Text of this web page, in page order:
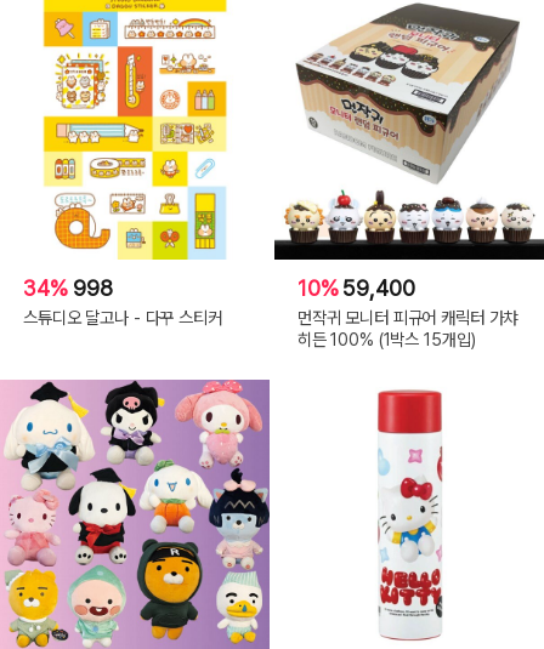
34% 998
스튜디오 달고나 - 다꾸 스티커
10%59,400
먼작귀 모니터 피규어 캐릭터 가챠
히든 100% (1박스 15개입)